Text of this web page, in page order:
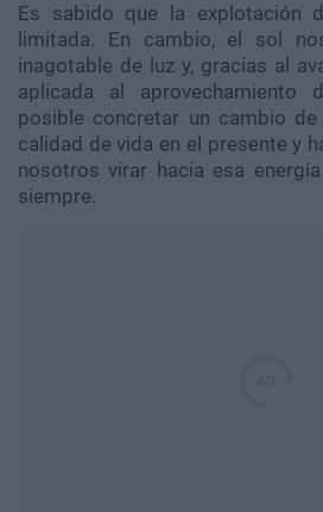
Es sabido que la explotación
limitada. En cambio, el sol
inagotable de luz y, gracias al
aplicada al aprovechamiento
posible concretar un cambio
calidad de vida en el presente y
nosotros virar hacia esa
siempre.